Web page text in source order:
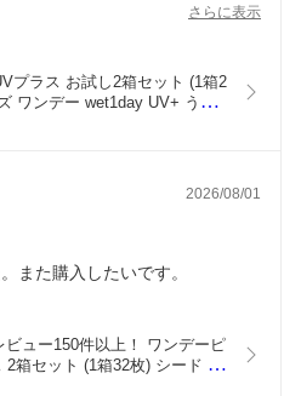
さらに表示
プラス お試し2箱セット (1箱2
ワンデー wet1day UV+ うる
2026/08/01
また購入したいです。
ビュー150件以上！ ワンデーピ
2箱セット (1箱32枚) シード コ